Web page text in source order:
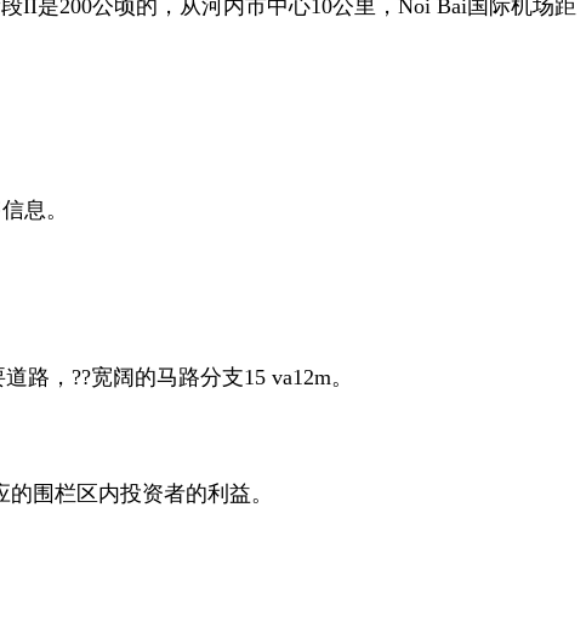
II是200公顷的，从河内市中心10公里，Noi Bai国际机场距
息。
，??宽阔的马路分支15 va12m。
围栏区内投资者的利益。